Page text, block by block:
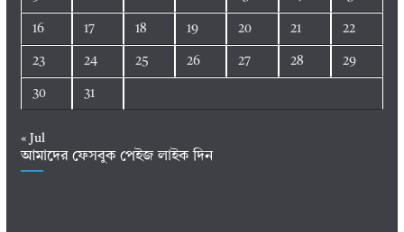
16 17 18 19 20 21 22
23 24 25 26 27 28 29
30 31
« Jul
আমাদের ফেসবুক পেইজ লাইক দিন